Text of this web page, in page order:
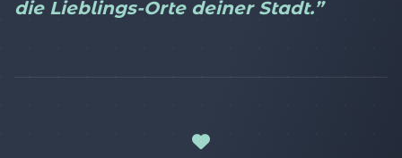
die Lieblings-Orte deiner Stadt.”